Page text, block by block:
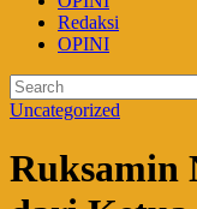
Redaksi
OPINI
Uncategorized
Ruksamin